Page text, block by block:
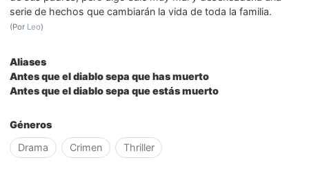
serie de hechos que cambiarán la vida de toda la familia.
(Por Leo)
Aliases
Antes que el diablo sepa que has muerto
Antes que el diablo sepa que estás muerto
Géneros
Drama
Crimen Thriller